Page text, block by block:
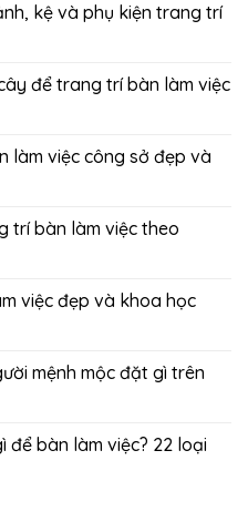
kệ và phụ kiện trang trí
để trang trí bàn làm việc
làm việc công sở đẹp và
trí bàn làm việc theo
việc đẹp và khoa học
mệnh mộc đặt gì trên
để bàn làm việc? 22 loại